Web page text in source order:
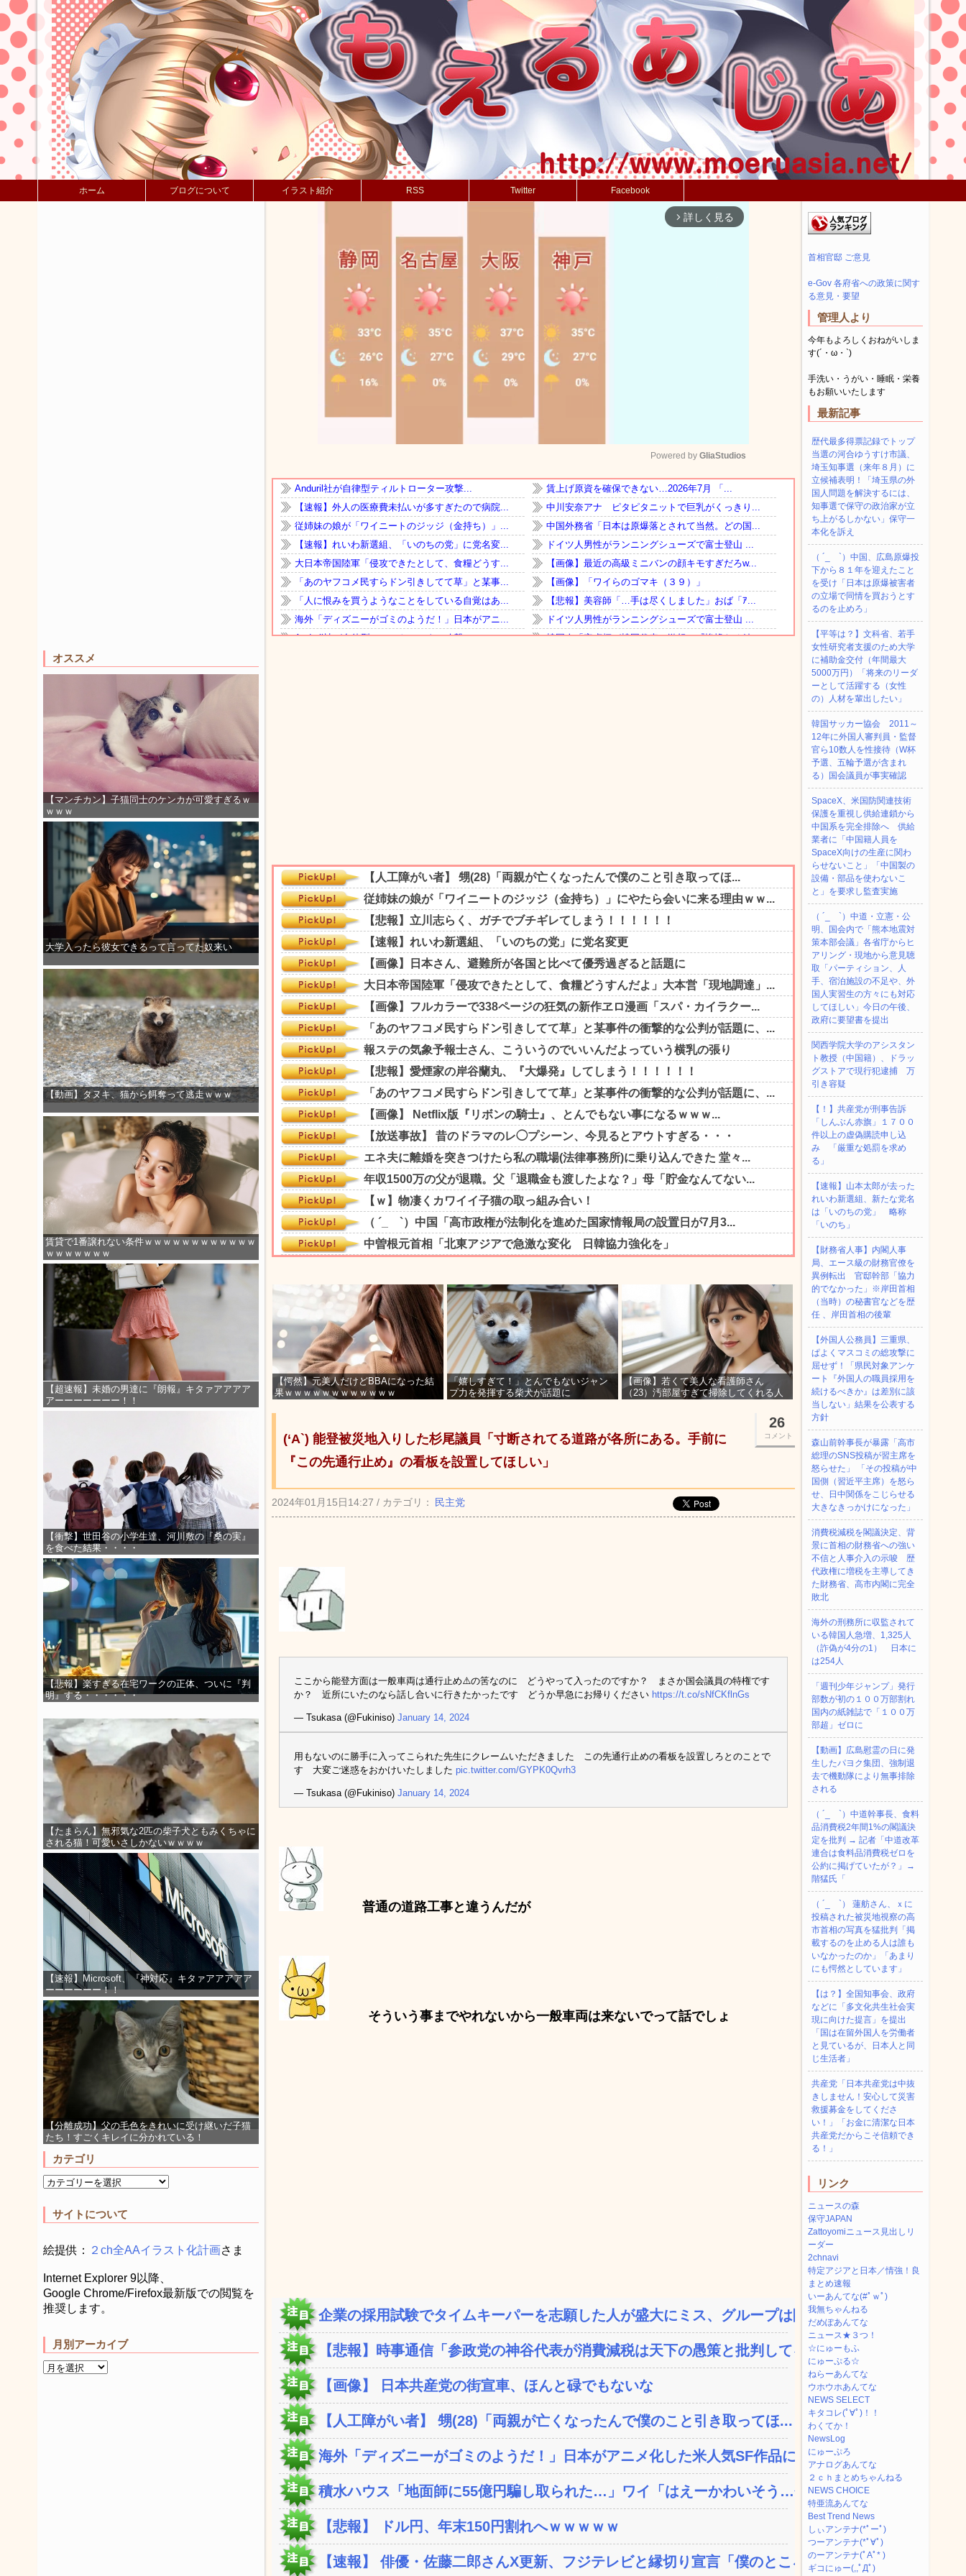
ホーム ブログについて イラスト紹介 RSS Twitter Facebook
オススメ
【マンチカン】子猫同士のケンカが可愛すぎるｗ
ｗｗｗ
大学入ったら彼女できるって言ってた奴来い
【動画】タヌキ、猫から餌奪って逃走ｗｗｗ
賃貸で1番譲れない条件ｗｗｗｗｗｗｗｗｗｗｗｗ
ｗｗｗｗｗｗｗ
【超速報】未婚の男達に『朗報』キタァアアアア
アーーーーーーー！！
【衝撃】世田谷の小学生達、河川敷の『桑の実』
を食べた結果・・・・
【悲報】楽すぎる在宅ワークの正体、ついに『判
明』する・・・・・・
【たまらん】無邪気な2匹の柴子犬ともみくちゃに
される猫！可愛いさしかないｗｗｗｗ
【速報】Microsoft、『神対応』キタァアアアアア
ーーーーーー！！
【分離成功】父の毛色をきれいに受け継いだ子猫
たち！すごくキレイに分かれている！
カテゴリ
サイトについて
絵提供： ２ch全AAイラスト化計画さま
Internet Explorer 9以降、
Google Chrome/Firefox最新版での閲覧を
推奨します。
月別アーカイブ
arrow_forward_ios 詳しく見る
Mute
Powered by GliaStudios
【愕然】元美人だけどBBAになった結
果ｗｗｗｗｗｗｗｗｗｗｗｗ
「嬉しすぎて！」とんでもないジャン
プ力を発揮する柴犬が話題に
【画像】若くて美人な看護師さん
（23）汚部屋すぎて掃除してくれる人
26
コメント
(‘A`) 能登被災地入りした杉尾議員「寸断されてる道路が各所にある。手前に
『この先通行止め』の看板を設置してほしい」
2024年01月15日14:27 / カテゴリ： 民主党
ここから能登方面は一般車両は通行止め⚠️の筈なのに どうやって入ったのですか？ まさか国会議員の特権です
か？ 近所にいたのなら話し合いに行きたかったです どうか早急にお帰りください https://t.co/sNfCKflnGs
— Tsukasa (@Fukiniso) January 14, 2024
用もないのに勝手に入ってこられた先生にクレームいただきました この先通行止めの看板を設置しろとのことで
す 大変ご迷惑をおかけいたしました pic.twitter.com/GYPK0Qvrh3
— Tsukasa (@Fukiniso) January 14, 2024
普通の道路工事と違うんだが
そういう事までやれないから一般車両は来ないでって話でしょ
企業の採用試験でタイムキーパーを志願した人が盛大にミス、グループは険悪...
【悲報】時事通信「参政党の神谷代表が消費減税は天下の愚策と批判してるぞ...
【画像】 日本共産党の街宣車、ほんと碌でもないな
【人工障がい者】 甥(28)「両親が亡くなったんで僕のこと引き取ってほ...
海外「ディズニーがゴミのようだ！」日本がアニメ化した米人気SF作品に絶...
積水ハウス「地面師に55億円騙し取られた…」ワイ「はえーかわいそう…会...
【悲報】 ドル円、年末150円割れへｗｗｗｗｗ
【速報】 俳優・佐藤二郎さんX更新、フジテレビと縁切り宣言「僕のところ...
首相官邸 ご意見
e-Gov 各府省への政策に関す
る意見・要望
管理人より
今年もよろしくおねがいしま
す(´・ω・`)
手洗い・うがい・睡眠・栄養
もお願いいたします
最新記事
歴代最多得票記録でトップ
当選の河合ゆうすけ市議、
埼玉知事選（来年８月）に
立候補表明！「埼玉県の外
国人問題を解決するには、
知事選で保守の政治家が立
ち上がるしかない」保守一
本化を訴え
（ ´_ゝ`）中国、広島原爆投
下から８１年を迎えたこと
を受け「日本は原爆被害者
の立場で同情を買おうとす
るのを止めろ」
【平等は？】文科省、若手
女性研究者支援のため大学
に補助金交付（年間最大
5000万円）「将来のリーダ
ーとして活躍する（女性
の）人材を輩出したい」
韓国サッカー協会 2011～
12年に外国人審判員・監督
官ら10数人を性接待（W杯
予選、五輪予選が含まれ
る）国会議員が事実確認
SpaceX、米国防関連技術
保護を重視し供給連鎖から
中国系を完全排除へ 供給
業者に「中国籍人員を
SpaceX向けの生産に関わ
らせないこと」「中国製の
設備・部品を使わないこ
と」を要求し監査実施
（ ´_ゝ`）中道・立憲・公
明、国会内で「熊本地震対
策本部会議」各省庁からヒ
アリング・現地から意見聴
取「パーティション、人
手、宿泊施設の不足や、外
国人実習生の方々にも対応
してほしい」今日の午後、
政府に要望書を提出
関西学院大学のアシスタン
ト教授（中国籍）、ドラッ
グストアで現行犯逮捕 万
引き容疑
【！】共産党が刑事告訴
「しんぶん赤旗」１７００
件以上の虚偽購読申し込
み 「厳重な処罰を求め
る」
【速報】山本太郎が去った
れいわ新選組、新たな党名
は「いのちの党」 略称
「いのち」
【財務省人事】内閣人事
局、エース級の財務官僚を
異例転出 官邸幹部「協力
的でなかった」※岸田首相
（当時）の秘書官などを歴
任 、岸田首相の後輩
【外国人公務員】三重県、
ぱよくマスコミの総攻撃に
屈せず！「県民対象アンケ
ート『外国人の職員採用を
続けるべきか』は差別に該
当しない」結果を公表する
方針
森山前幹事長が暴露「高市
総理のSNS投稿が習主席を
怒らせた」 「その投稿が中
国側（習近平主席）を怒ら
せ、日中関係をこじらせる
大きなきっかけになった」
消費税減税を閣議決定、背
景に首相の財務省への強い
不信と人事介入の示唆 歴
代政権に増税を主導してき
た財務省、高市内閣に完全
敗北
海外の刑務所に収監されて
いる韓国人急増、1,325人
（詐偽が4分の1） 日本に
は254人
「週刊少年ジャンプ」発行
部数が初の１００万部割れ
国内の紙雑誌で「１００万
部超」ゼロに
【動画】広島慰霊の日に発
生したパヨク集団、強制退
去で機動隊により無事排除
される
（ ´_ゝ`）中道幹事長、食料
品消費税2年間1%の閣議決
定を批判 → 記者「中道改革
連合は食料品消費税ゼロを
公約に掲げていたが？」→
階猛氏「
（ ´_ゝ`） 蓮舫さん、ｘに
投稿された被災地視察の高
市首相の写真を猛批判「掲
載するのを止める人は誰も
いなかったのか」「あまり
にも愕然としています」
【は？】全国知事会、政府
などに「多文化共生社会実
現に向けた提言」を提出
「国は在留外国人を労働者
と見ているが、日本人と同
じ生活者」
共産党「日本共産党は中抜
きしません！安心して災害
救援募金をしてくださ
い！」「お金に清潔な日本
共産党だからこそ信頼でき
る！」
リンク
ニュースの森
保守JAPAN
Zattoyomiニュース見出しリ
ーダー
2chnavi
特定アジアと日本／情強！良
まとめ速報
いーあんてな(#ﾟｗﾟ)
我無ちゃんねる
だめぽあんてな
ニュース★３つ！
☆にゅーもふ
にゅーぷる☆
ねらーあんてな
ウホウホあんてな
NEWS SELECT
キタコレ(ﾟ∀ﾟ)！！
わくてか！
NewsLog
にゅーぷろ
アナログあんてな
２ｃｈまとめちゃんねる
NEWS CHOICE
特亜流あんてな
Best Trend News
しぃアンテナ(*ﾟーﾟ)
つーアンテナ(*ﾟ∀ﾟ)
のーアンテナ(ﾟAﾟ* )
ギコにゅー(,,ﾟДﾟ)